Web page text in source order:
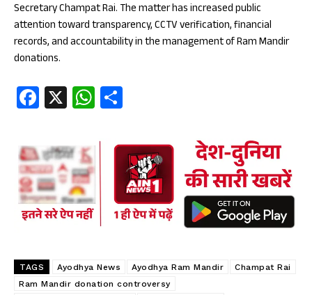
Secretary Champat Rai. The matter has increased public
attention toward transparency, CCTV verification, financial
records, and accountability in the management of Ram Mandir
donations.
Fa
ce
b
oo
k
X W
ha
ts
A
p
p
re
TAGS Ayodhya News Ayodhya Ram Mandir
Champat Rai
Ram Mandir donation controversy